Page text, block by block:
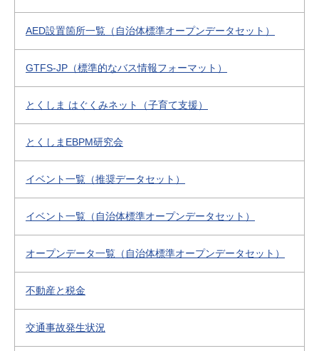
AED設置箇所一覧（自治体標準オープンデータセット）
GTFS-JP（標準的なバス情報フォーマット）
とくしま はぐくみネット（子育て支援）
とくしまEBPM研究会
イベント一覧（推奨データセット）
イベント一覧（自治体標準オープンデータセット）
オープンデータ一覧（自治体標準オープンデータセット）
不動産と税金
交通事故発生状況